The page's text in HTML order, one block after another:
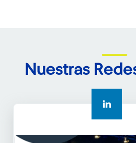
Nuestras